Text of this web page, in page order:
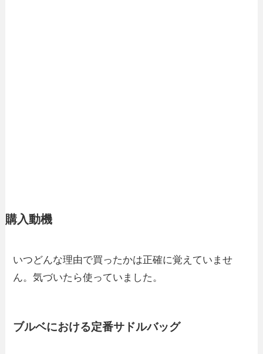
購入動機
いつどんな理由で買ったかは正確に覚えていませ
ん。気づいたら使っていました。
ブルベにおける定番サドルバッグ